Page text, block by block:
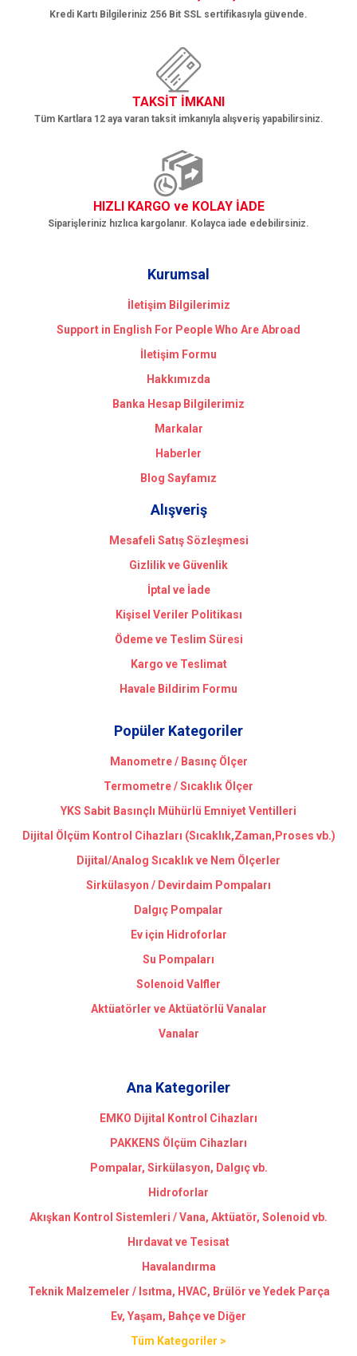
Kredi Kartı Bilgileriniz 256 Bit SSL sertifikasıyla güvende.
TAKSİT İMKANI
Tüm Kartlara 12 aya varan taksit imkanıyla alışveriş yapabilirsiniz.
HIZLI KARGO ve KOLAY İADE
Siparişleriniz hızlıca kargolanır. Kolayca iade edebilirsiniz.
Kurumsal
İletişim Bilgilerimiz
Support in English For People Who Are Abroad
İletişim Formu
Hakkımızda
Banka Hesap Bilgilerimiz
Markalar
Haberler
Blog Sayfamız
Alışveriş
Mesafeli Satış Sözleşmesi
Gizlilik ve Güvenlik
İptal ve İade
Kişisel Veriler Politikası
Ödeme ve Teslim Süresi
Kargo ve Teslimat
Havale Bildirim Formu
Popüler Kategoriler
Manometre / Basınç Ölçer
Termometre / Sıcaklık Ölçer
YKS Sabit Basınçlı Mühürlü Emniyet Ventilleri
Dijital Ölçüm Kontrol Cihazları (Sıcaklık,Zaman,Proses vb.)
Dijital/Analog Sıcaklık ve Nem Ölçerler
Sirkülasyon / Devirdaim Pompaları
Dalgıç Pompalar
Ev için Hidroforlar
Su Pompaları
Solenoid Valfler
Aktüatörler ve Aktüatörlü Vanalar
Vanalar
Ana Kategoriler
EMKO Dijital Kontrol Cihazları
PAKKENS Ölçüm Cihazları
Pompalar, Sirkülasyon, Dalgıç vb.
Hidroforlar
Akışkan Kontrol Sistemleri / Vana, Aktüatör, Solenoid vb.
Hırdavat ve Tesisat
Havalandırma
Teknik Malzemeler / Isıtma, HVAC, Brülör ve Yedek Parça
Ev, Yaşam, Bahçe ve Diğer
Tüm Kategoriler >